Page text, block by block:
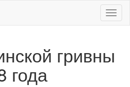
Меню
гривны
года